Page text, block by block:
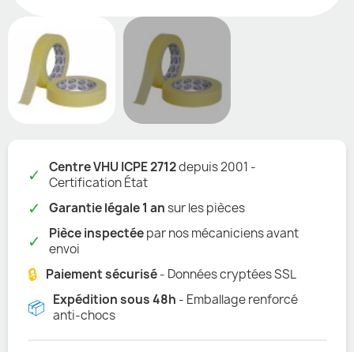
✓ Centre VHU ICPE 2712depuis 2001 -
Certification État
✓ Garantie légale 1 ansur les pièces
✓ Pièce inspectéepar nos mécaniciens avant
envoi
🔒 Paiement sécurisé- Données cryptées SSL
📦 Expédition sous 48h - Emballage renforcé
anti-chocs